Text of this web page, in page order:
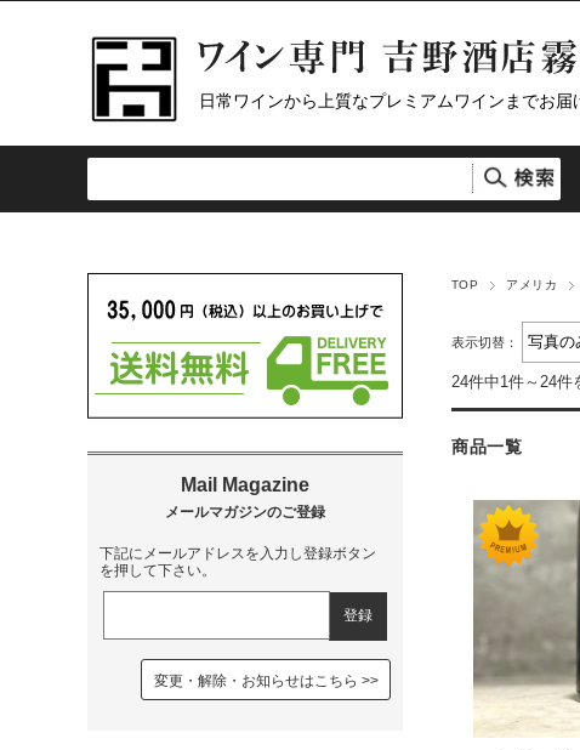
日常ワインから上質なプレミアムワインまでお届
TOP アメリカ
表示切替：
24件中1件～24件
商品一覧
下記にメールアドレスを入力し登録ボタン
を押して下さい。
変更・解除・お知らせはこちら